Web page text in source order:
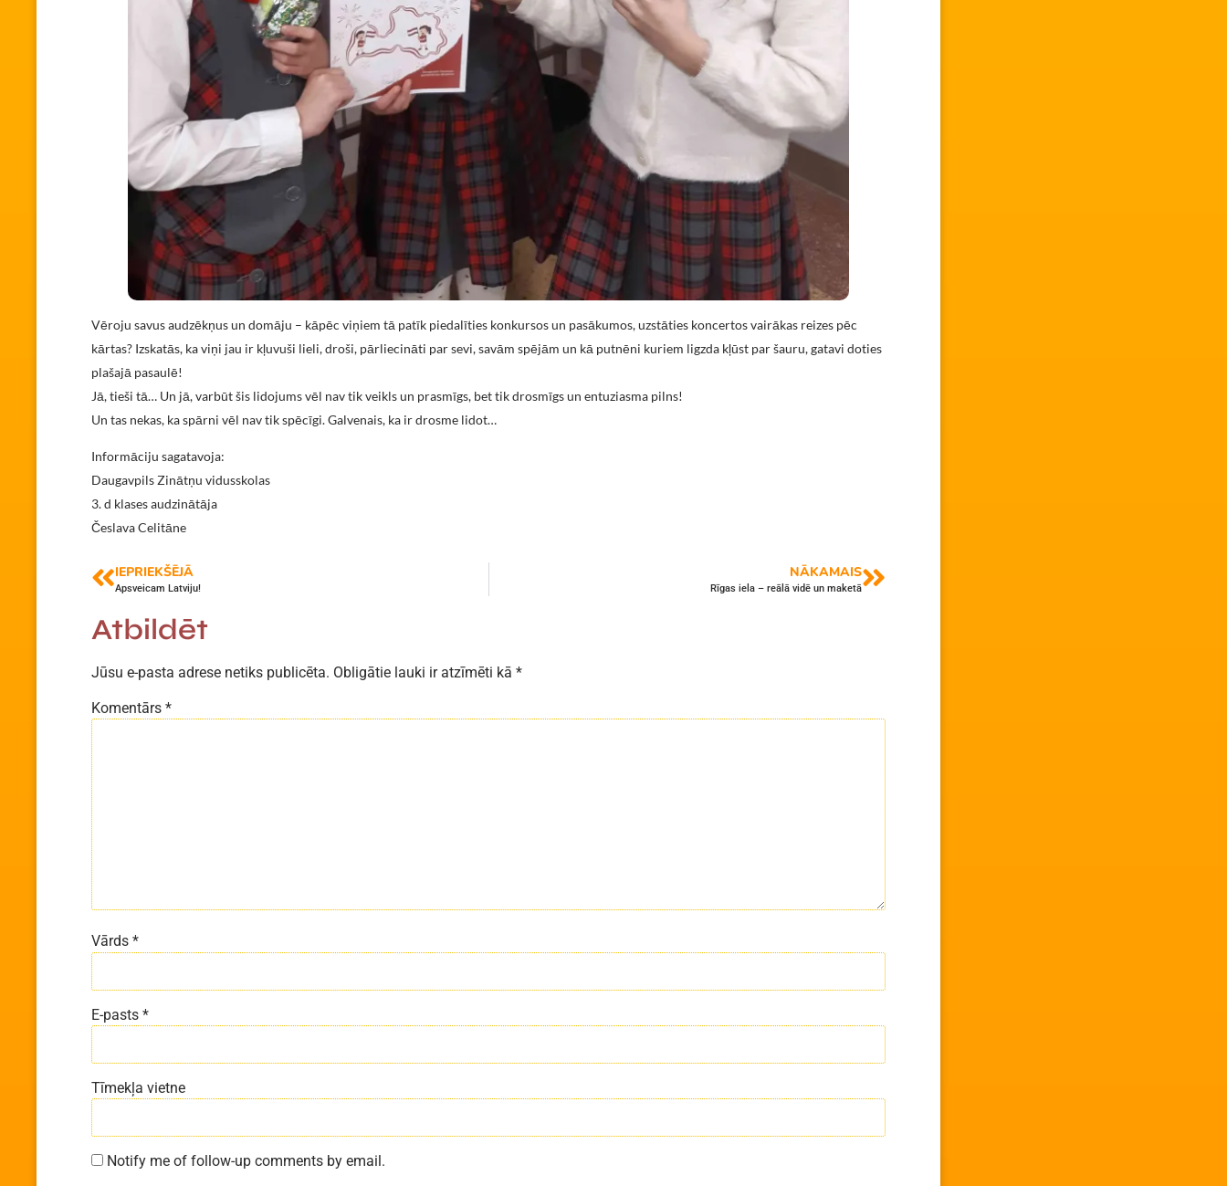
Vēroju savus audzēkņus un domāju – kāpēc viņiem tā patīk piedalīties konkursos un pasākumos, uzstāties koncertos vairākas reizes pēc
kārtas? Izskatās, ka viņi jau ir kļuvuši lieli, droši, pārliecināti par sevi, savām spējām un kā putnēni kuriem ligzda kļūst par šauru, gatavi doties
plašajā pasaulē!
Jā, tieši tā… Un jā, varbūt šis lidojums vēl nav tik veikls un prasmīgs, bet tik drosmīgs un entuziasma pilns!
Un tas nekas, ka spārni vēl nav tik spēcīgi. Galvenais, ka ir drosme lidot…
Informāciju sagatavoja:
Daugavpils Zinātņu vidusskolas
3. d klases audzinātāja
Česlava Celitāne
IEPRIEKŠĒJĀ
Apsveicam Latviju!
NĀKAMAIS
Rīgas iela – reālā vidē un maketā
Atbildēt
Jūsu e-pasta adrese netiks publicēta. Obligātie lauki ir atzīmēti kā *
Komentārs *
Vārds *
E-pasts *
Tīmekļa vietne
Notify me of follow-up comments by email.